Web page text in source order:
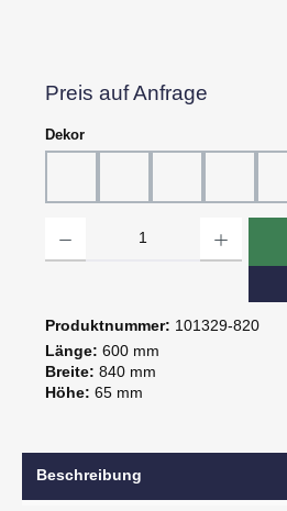
Preis auf Anfrage
Dekorauswählen
Produktnummer: 101329-820
Länge: 600 mm
Breite: 840 mm
Höhe: 65 mm
Beschreibung